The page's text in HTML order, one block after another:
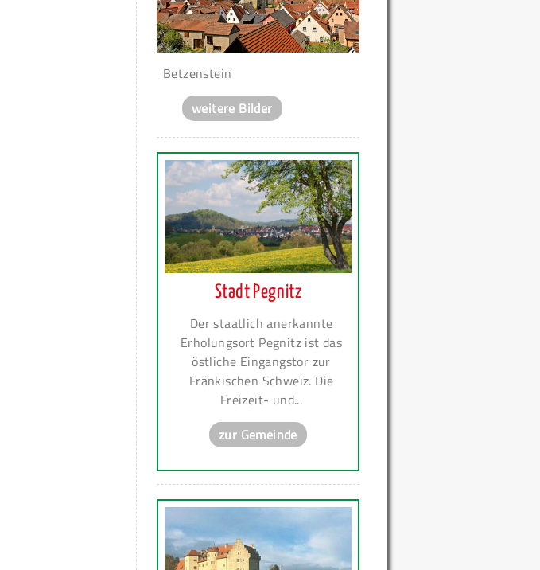
Betzenstein
weitere Bilder
Stadt Pegnitz
Der staatlich anerkannte
Erholungsort Pegnitz ist das
östliche Eingangstor zur
Fränkischen Schweiz. Die
Freizeit- und...
zur Gemeinde